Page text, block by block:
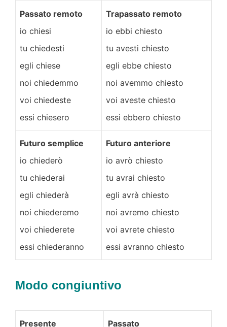
Passato remoto
io chiesi
tu chiedesti
egli chiese
noi chiedemmo
voi chiedeste
essi chiesero
Trapassato remoto
io ebbi chiesto
tu avesti chiesto
egli ebbe chiesto
noi avemmo chiesto
voi aveste chiesto
essi ebbero chiesto
Futuro semplice
io chiederò
tu chiederai
egli chiederà
noi chiederemo
voi chiederete
essi chiederanno
Futuro anteriore
io avrò chiesto
tu avrai chiesto
egli avrà chiesto
noi avremo chiesto
voi avrete chiesto
essi avranno chiesto
Modo congiuntivo
Presente
Passato